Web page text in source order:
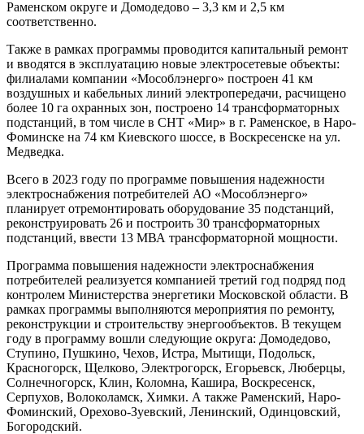
Раменском округе и Домодедово – 3,3 км и 2,5 км
соответственно.
Также в рамках программы проводится капитальный ремонт
и вводятся в эксплуатацию новые электросетевые объекты:
филиалами компании «Мособлэнерго» построен 41 км
воздушных и кабельных линий электропередачи, расчищено
более 10 га охранных зон, построено 14 трансформаторных
подстанций, в том числе в СНТ «Мир» в г. Раменское, в Наро-
Фоминске на 74 км Киевского шоссе, в Воскресенске на ул.
Медведка.
Всего в 2023 году по программе повышения надежности
электроснабжения потребителей АО «Мособлэнерго»
планирует отремонтировать оборудование 35 подстанций,
реконструировать 26 и построить 30 трансформаторных
подстанций, ввести 13 МВА трансформаторной мощности.
Программа повышения надежности электроснабжения
потребителей реализуется компанией третий год подряд под
контролем Министерства энергетики Московской области. В
рамках программы выполняются мероприятия по ремонту,
реконструкции и строительству энергообъектов. В текущем
году в программу вошли следующие округа: Домодедово,
Ступино, Пушкино, Чехов, Истра, Мытищи, Подольск,
Красногорск, Щелково, Электрогорск, Егорьевск, Люберцы,
Солнечногорск, Клин, Коломна, Кашира, Воскресенск,
Серпухов, Волоколамск, Химки. А также Раменский, Наро-
Фоминский, Орехово-Зуевский, Ленинский, Одинцовский,
Богородский.